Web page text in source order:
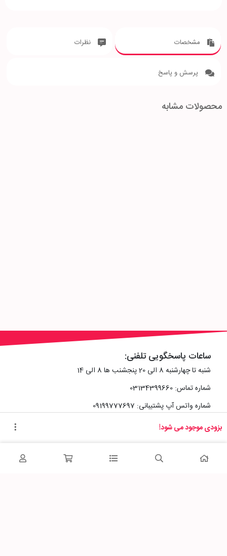
مشخصات نظرات
پرسش و پاسخ
محصولات مشابه
بزودی موجود می شود!
ساعات پاسخگویی تلفنی:
شنبه تا چهارشنبه 8 الی 20 پنجشنب ها 8 الی 14
شماره تماس: 03134399660
شماره واتس آپ پشتیبانی: 09199777697
اصفهان، خیابان رزمندگان، کوچه شماره سه فرعی 2 پلاک 10